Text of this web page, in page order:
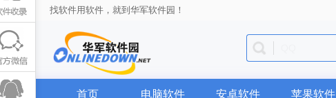
找软件用软件，就到华军软件园！
首页 电脑软件 安卓软件 苹果软件